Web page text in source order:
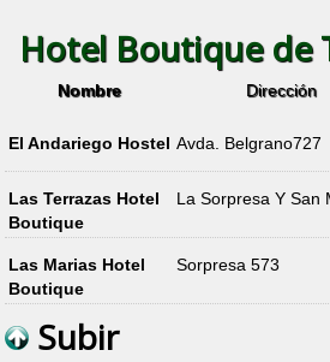
Hotel Boutique de
Nombre Dirección
El Andariego Hostel Avda. Belgrano727
Las Terrazas Hotel
Boutique
La Sorpresa Y San
Las Marias Hotel
Boutique
Sorpresa 573
Subir